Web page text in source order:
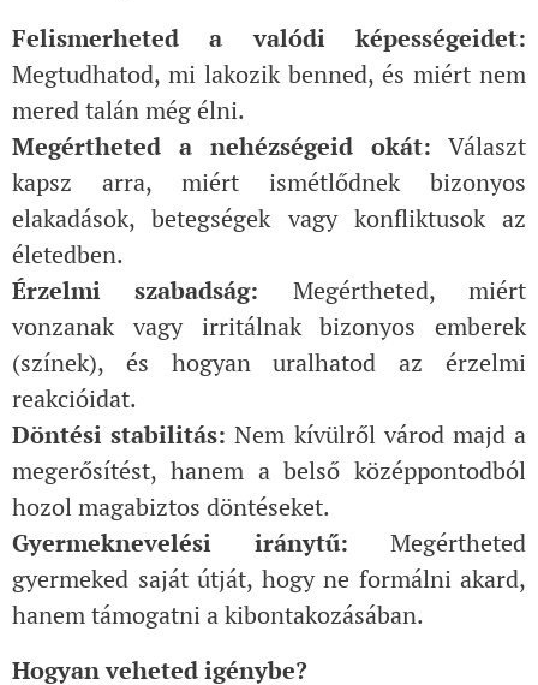
Felismerheted a valódi képességeidet:
Megtudhatod, mi lakozik benned, és miért nem
mered talán még élni.
Megértheted a nehézségeid okát: Választ
kapsz arra, miért ismétlődnek bizonyos
elakadások, betegségek vagy konfliktusok az
életedben.
Érzelmi szabadság: Megértheted, miért
vonzanak vagy irritálnak bizonyos emberek
(színek), és hogyan uralhatod az érzelmi
reakcióidat.
Döntési stabilitás: Nem kívülről várod majd a
megerősítést, hanem a belső középpontodból
hozol magabiztos döntéseket.
Gyermeknevelési iránytű: Megértheted
gyermeked saját útját, hogy ne formálni akard,
hanem támogatni a kibontakozásában.
Hogyan veheted igénybe?